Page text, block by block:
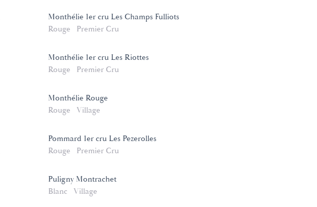
Monthélie 1er cru Les Champs Fulliots
Rouge
Premier Cru
Monthélie 1er cru Les Riottes
Rouge
Premier Cru
Monthélie Rouge
Rouge
Village
Pommard 1er cru Les Pezerolles
Rouge
Premier Cru
Puligny Montrachet
Blanc
Village